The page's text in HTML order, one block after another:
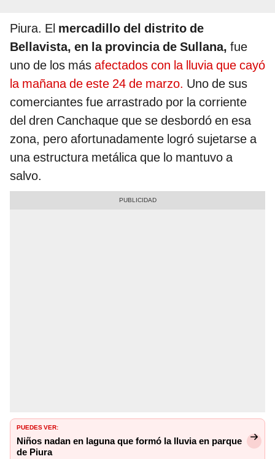
Piura. El mercadillo del distrito de
Bellavista, en la provincia de Sullana, fue
uno de los más afectados con la lluvia que cayó
la mañana de este 24 de marzo. Uno de sus
comerciantes fue arrastrado por la corriente
del dren Canchaque que se desbordó en esa
zona, pero afortunadamente logró sujetarse a
una estructura metálica que lo mantuvo a
salvo.
PUEDES VER:
Niños nadan en laguna que formó la lluvia en parque
de Piura